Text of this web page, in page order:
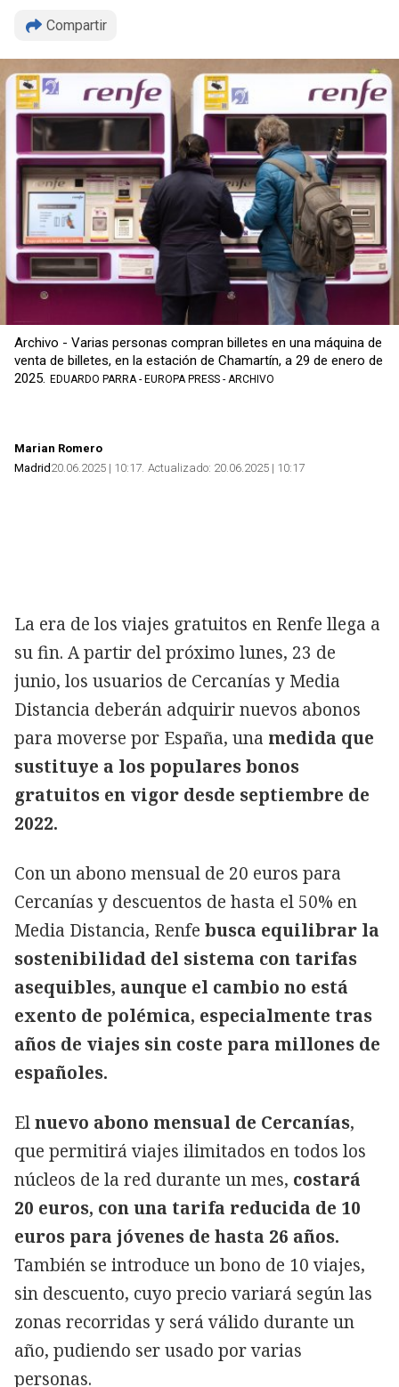
Compartir
Copiar
Archivo - Varias personas compran billetes en una máquina de
venta de billetes, en la estación de Chamartín, a 29 de enero de
2025. EDUARDO PARRA - EUROPA PRESS - ARCHIVO
Marian Romero
Madrid20.06.2025 | 10:17 Actualizado: 20.06.2025 | 10:17
La era de los viajes gratuitos en Renfe llega a
su fin. A partir del próximo lunes, 23 de
junio, los usuarios de Cercanías y Media
Distancia deberán adquirir nuevos abonos
para moverse por España, una medida que
sustituye a los populares bonos
gratuitos en vigor desde septiembre de
2022.
Con un abono mensual de 20 euros para
Cercanías y descuentos de hasta el 50% en
Media Distancia, Renfe busca equilibrar la
sostenibilidad del sistema con tarifas
asequibles, aunque el cambio no está
exento de polémica, especialmente tras
años de viajes sin coste para millones de
españoles.
Elnuevo abono mensual de Cercanías,
que permitirá viajes ilimitados en todos los
núcleos de la red durante un mes, costará
20 euros, con una tarifa reducida de 10
euros para jóvenes de hasta 26 años.
También se introduce un bono de 10 viajes,
sin descuento, cuyo precio variará según las
zonas recorridas y será válido durante un
año, pudiendo ser usado por varias
personas.